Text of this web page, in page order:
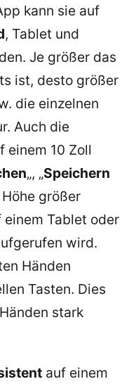
kann sie auf
, Tablet und
Je größer das
ist, desto größer
die einzelnen
Auch die
einem 10 Zoll
„, „Speichern
größer
Tablet oder
wird.
Händen
Tasten. Dies
stark
auf einem